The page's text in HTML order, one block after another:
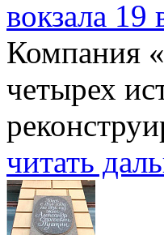
вокзала 19
Компания
четырех
читать